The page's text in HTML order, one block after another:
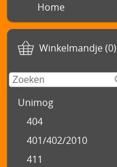
Home
Winkelmandje (0)
Unimog
404
401/402/2010
411